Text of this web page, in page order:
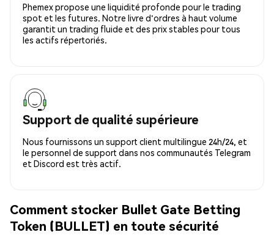
Phemex propose une liquidité profonde pour le trading
spot et les futures. Notre livre d'ordres à haut volume
garantit un trading fluide et des prix stables pour tous
les actifs répertoriés.
Support de qualité supérieure
Nous fournissons un support client multilingue 24h/24, et
le personnel de support dans nos communautés Telegram
et Discord est très actif.
Comment stocker Bullet Gate Betting
Token (BULLET) en toute sécurité